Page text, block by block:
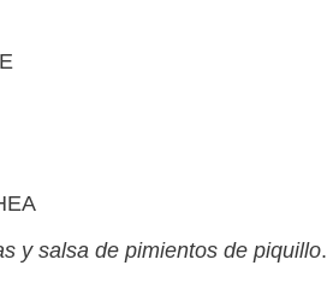
y salsa de pimientos de piquillo.